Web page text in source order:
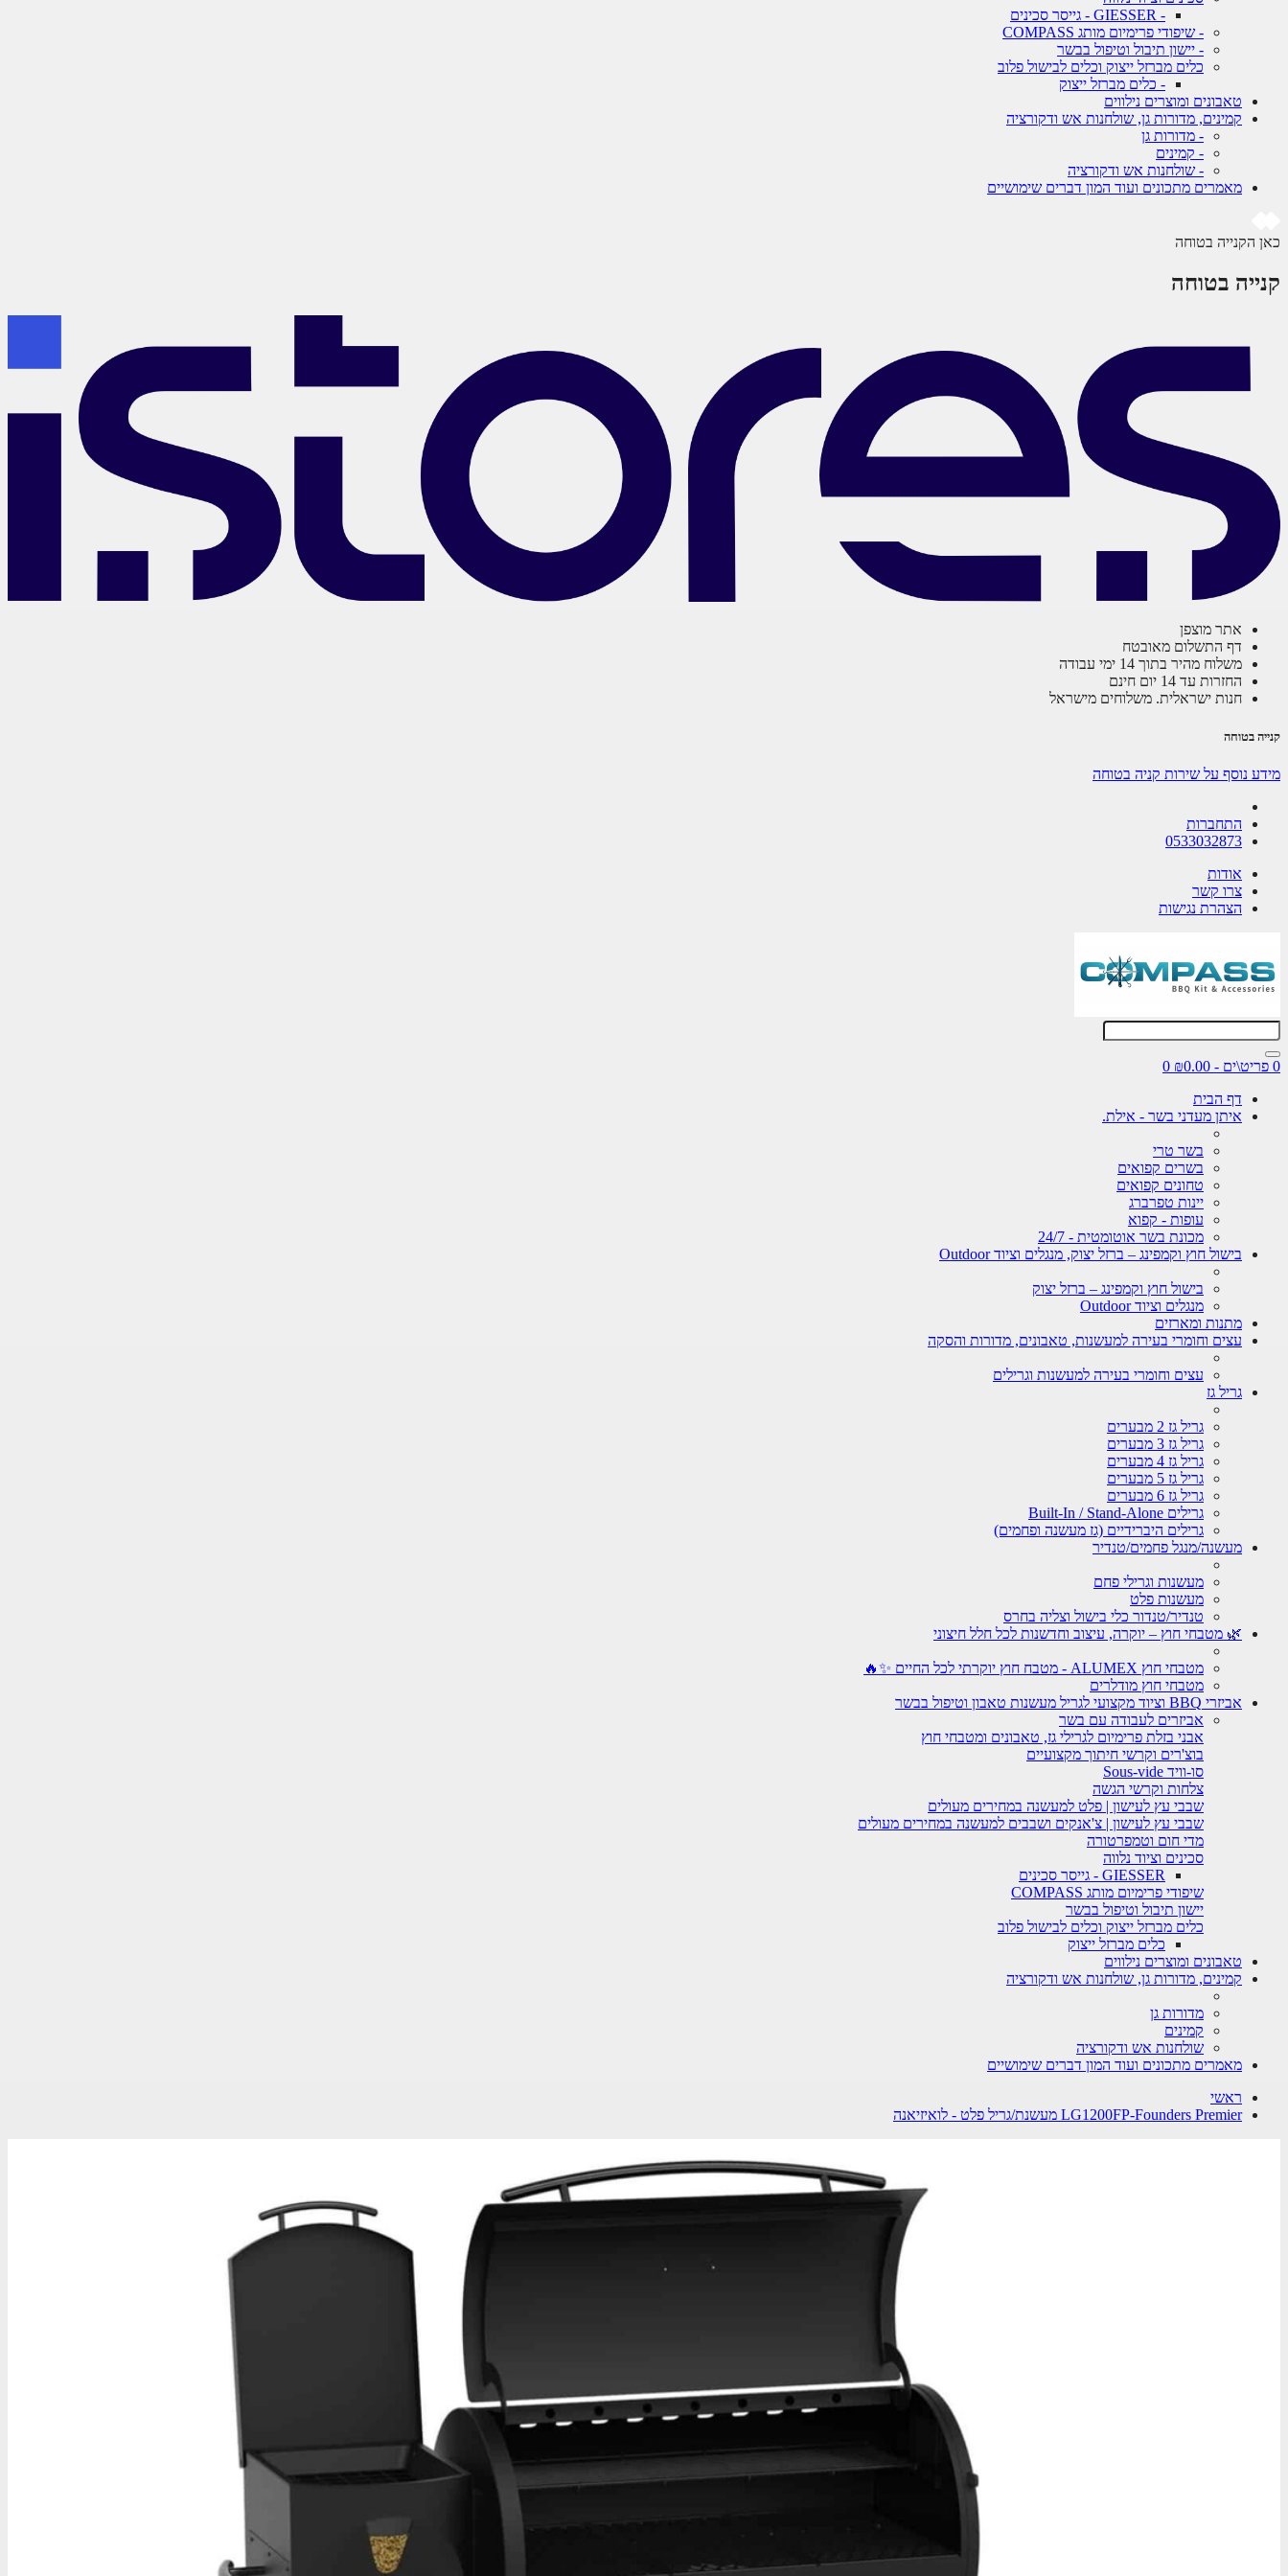
- GIESSER - גייסר סכינים
- שיפודי פרימיום מותג COMPASS
- יישון תיבול וטיפול בבשר
כלים מברזל ייצוק וכלים לבישול פלוב
- כלים מברזל ייצוק
טאבונים ומוצרים נילווים
קמינים, מדורות גן, שולחנות אש ודקורציה
- מדורות גן
- קמינים
- שולחנות אש ודקורציה
מאמרים מתכונים ועוד המון דברים שימושיים
כאן הקנייה בטוחה
קנייה בטוחה
אתר מוצפן
דף התשלום מאובטח
משלוח מהיר בתוך 14 ימי עבודה
החזרות עד 14 יום חינם
חנות ישראלית. משלוחים מישראל
קנייה בטוחה
מידע נוסף על שירות קניה בטוחה
התחברות
0533032873
אודות
צרו קשר
הצהרת נגישות
0 פריט\ים - ₪0.00
0
דף הבית
איתן מעדני בשר - אילת.
בשר טרי
בשרים קפואים
טחונים קפואים
יינות טפרברג
עופות - קפוא
מכונת בשר אוטומטית - 24/7
בישול חוץ וקמפינג – ברזל יצוק, מנגלים וציוד Outdoor
בישול חוץ וקמפינג – ברזל יצוק
מנגלים וציוד Outdoor
מתנות ומארזים
עצים וחומרי בעירה למעשנות, טאבונים, מדורות והסקה
עצים וחומרי בעירה למעשנות וגרילים
גריל גז
גריל גז 2 מבערים
גריל גז 3 מבערים
גריל גז 4 מבערים
גריל גז 5 מבערים
גריל גז 6 מבערים
גרילים Built-In / Stand-Alone
גרילים היברידיים (גז מעשנה ופחמים)
מעשנה/מנגל פחמים/טנדיר
מעשנות וגרילי פחם
מעשנות פלט
טנדיר/טנדור כלי בישול וצליה בחרס
🌿 מטבחי חוץ – יוקרה, עיצוב וחדשנות לכל חלל חיצוני
מטבחי חוץ ALUMEX - מטבח חוץ יוקרתי לכל החיים ✨🔥
מטבחי חוץ מודלרים
אביזרי BBQ וציוד מקצועי לגריל מעשנות טאבון וטיפול בבשר
אביזרים לעבודה עם בשר
אבני בזלת פרימיום לגרילי גז, טאבונים ומטבחי חוץ
בוצ'רים וקרשי חיתוך מקצועיים
סו-וויד Sous-vide
צלחות וקרשי הגשה
שבבי עץ לעישון | פלט למעשנה במחירים מעולים
שבבי עץ לעישון | צ'אנקים ושבבים למעשנה במחירים מעולים
מדי חום וטמפרטורה
סכינים וציוד נלווה
GIESSER - גייסר סכינים
שיפודי פרימיום מותג COMPASS
יישון תיבול וטיפול בבשר
כלים מברזל ייצוק וכלים לבישול פלוב
כלים מברזל ייצוק
טאבונים ומוצרים נילווים
קמינים, מדורות גן, שולחנות אש ודקורציה
מדורות גן
קמינים
שולחנות אש ודקורציה
מאמרים מתכונים ועוד המון דברים שימושיים
ראשי
LG1200FP-Founders Premier מעשנת/גריל פלט - לואיזיאנה